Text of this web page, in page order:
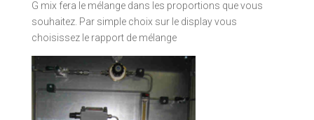
G mix fera le mélange dans les proportions que vous
souhaitez. Par simple choix sur le display vous
choisissez le rapport de mélange